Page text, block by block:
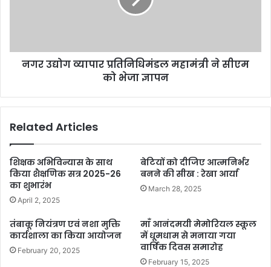
नगर उद्योग व्यापार प्रतिनिधिमंडल महामंत्री ने सीएम
को भेजा ज्ञापन
Related Articles
शिक्षक अभिविन्यास के साथ
किया शैक्षणिक सत्र 2025-26
का शुभारंभ
April 2, 2025
बेटियों को दीजिए आत्मनिर्भर
बनने की सीख : रेखा आर्या
March 28, 2025
तंबाकू नियंत्रण एवं नशा मुक्ति
कार्यशाला का किया आयोजन
February 20, 2025
माँ आनंदमयी मेमोरियल स्कूल
में धूमधाम से मनाया गया
वार्षिक दिवस समारोह
February 15, 2025